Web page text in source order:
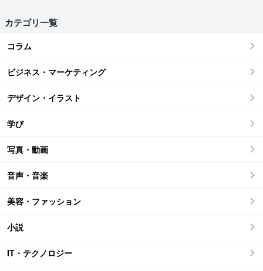
カテゴリ一覧
コラム
ビジネス・マーケティング
デザイン・イラスト
学び
写真・動画
音声・音楽
美容・ファッション
小説
IT・テクノロジー